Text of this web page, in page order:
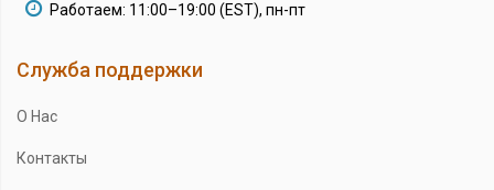
Работаем: 11:00–19:00 (EST), пн-пт
Служба поддержки
О Нас
Контакты